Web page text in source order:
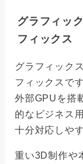
グラフィッ
フィックス
グラフィック
フィックスです
外部GPUを搭
的なビジネス
十分対応しや
重い3D制作や